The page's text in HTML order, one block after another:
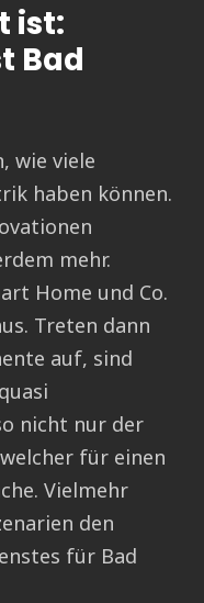
ist:
Bad
wie viele
haben können.
mehr.
Home und Co.
Treten dann
auf, sind
nicht nur der
für einen
Vielmehr
den
für Bad